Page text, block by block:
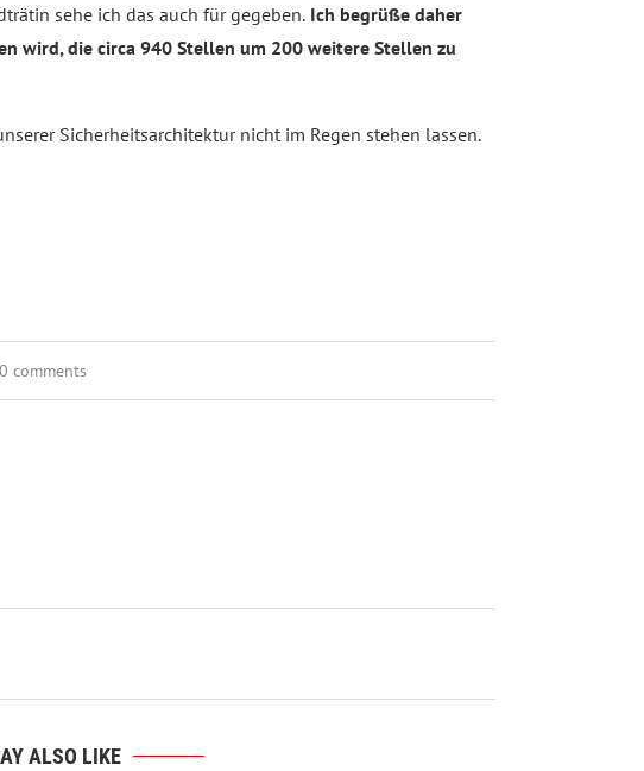
sehe ich das auch für gegeben. Ich begrüße daher
wird, die circa 940 Stellen um 200 weitere Stellen zu
Sicherheitsarchitektur nicht im Regen stehen lassen.
0 comments
ALSO LIKE